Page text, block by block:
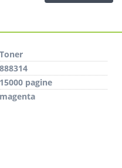
Toner
888314
15000 pagine
magenta